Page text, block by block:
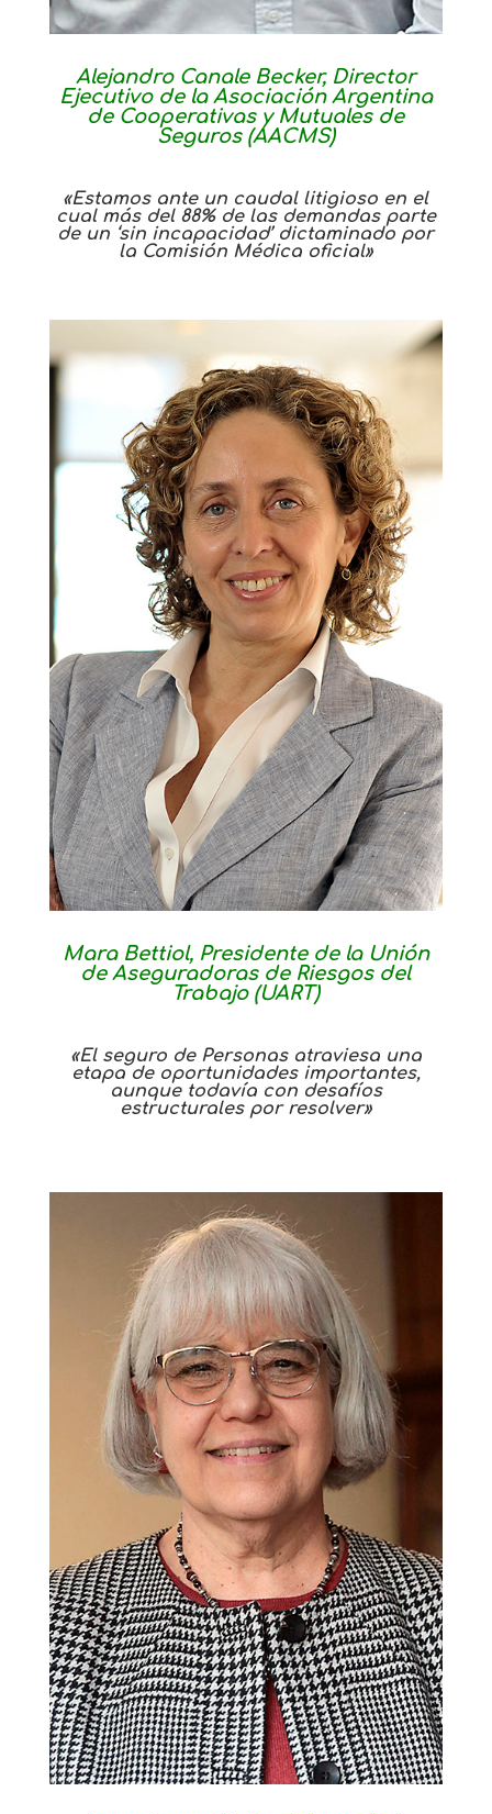
Alejandro Canale Becker, Director
Ejecutivo de la Asociación Argentina
de Cooperativas y Mutuales de
Seguros (AACMS)
«Estamos ante un caudal litigioso en el
cual más del 88% de las demandas parte
de un ‘sin incapacidad’ dictaminado por
la Comisión Médica oficial»
Mara Bettiol, Presidente de la Unión
de Aseguradoras de Riesgos del
Trabajo (UART)
«El seguro de Personas atraviesa una
etapa de oportunidades importantes,
aunque todavía con desafíos
estructurales por resolver»